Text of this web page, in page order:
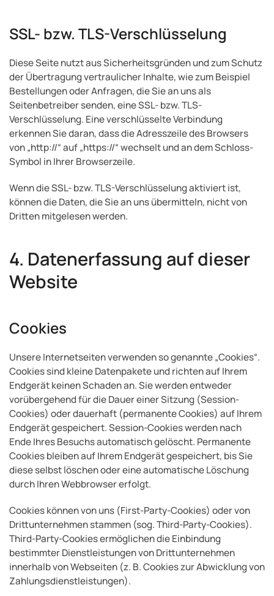
SSL- bzw. TLS-Verschlüsselung
Diese Seite nutzt aus Sicherheitsgründen und zum Schutz
der Übertragung vertraulicher Inhalte, wie zum Beispiel
Bestellungen oder Anfragen, die Sie an uns als
Seitenbetreiber senden, eine SSL- bzw. TLS-
Verschlüsselung. Eine verschlüsselte Verbindung
erkennen Sie daran, dass die Adresszeile des Browsers
von „http://“ auf „https://“ wechselt und an dem Schloss-
Symbol in Ihrer Browserzeile.
Wenn die SSL- bzw. TLS-Verschlüsselung aktiviert ist,
können die Daten, die Sie an uns übermitteln, nicht von
Dritten mitgelesen werden.
4. Datenerfassung auf dieser
Website
Cookies
Unsere Internetseiten verwenden so genannte „Cookies“.
Cookies sind kleine Datenpakete und richten auf Ihrem
Endgerät keinen Schaden an. Sie werden entweder
vorübergehend für die Dauer einer Sitzung (Session-
Cookies) oder dauerhaft (permanente Cookies) auf Ihrem
Endgerät gespeichert. Session-Cookies werden nach
Ende Ihres Besuchs automatisch gelöscht. Permanente
Cookies bleiben auf Ihrem Endgerät gespeichert, bis Sie
diese selbst löschen oder eine automatische Löschung
durch Ihren Webbrowser erfolgt.
Cookies können von uns (First-Party-Cookies) oder von
Drittunternehmen stammen (sog. Third-Party-Cookies).
Third-Party-Cookies ermöglichen die Einbindung
bestimmter Dienstleistungen von Drittunternehmen
innerhalb von Webseiten (z. B. Cookies zur Abwicklung von
Zahlungsdienstleistungen).